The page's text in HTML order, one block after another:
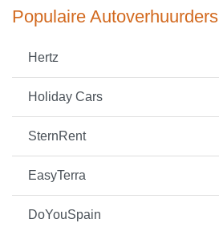
Populaire Autoverhuurders
Hertz
Holiday Cars
SternRent
EasyTerra
DoYouSpain